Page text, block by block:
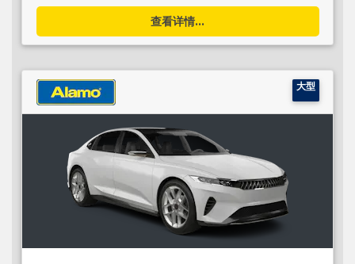
查看详情...
大型